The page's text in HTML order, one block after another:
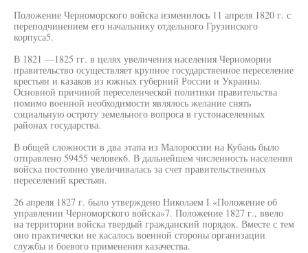
Положение Черноморского войска изменилось 11 апреля 1820 г. с
переподчинением его начальнику отдельного Грузинского
корпуса5.
В 1821 —1825 гг. в целях увеличения населения Черномории
правительство осуществляет крупное государственное переселение
крестьян и казаков из южных губерний России и Украины.
Основной причиной переселенческой политики правительства
помимо военной необходимости являлось желание снять
социальную остроту земельного вопроса в густонаселенных
районах государства.
В общей сложности в два этапа из Малороссии на Кубань было
отправлено 59455 человек6. В дальнейшем численность населения
войска постоянно увеличивалась за счет правительственных
переселений крестьян.
26 апреля 1827 г. было утверждено Николаем I «Положение об
управлении Черноморского войска»7. Положение 1827 г., ввело
на территории войска твердый гражданский порядок. Вместе с тем
оно практически не касалось военной стороны организации
службы и боевого применения казачества.